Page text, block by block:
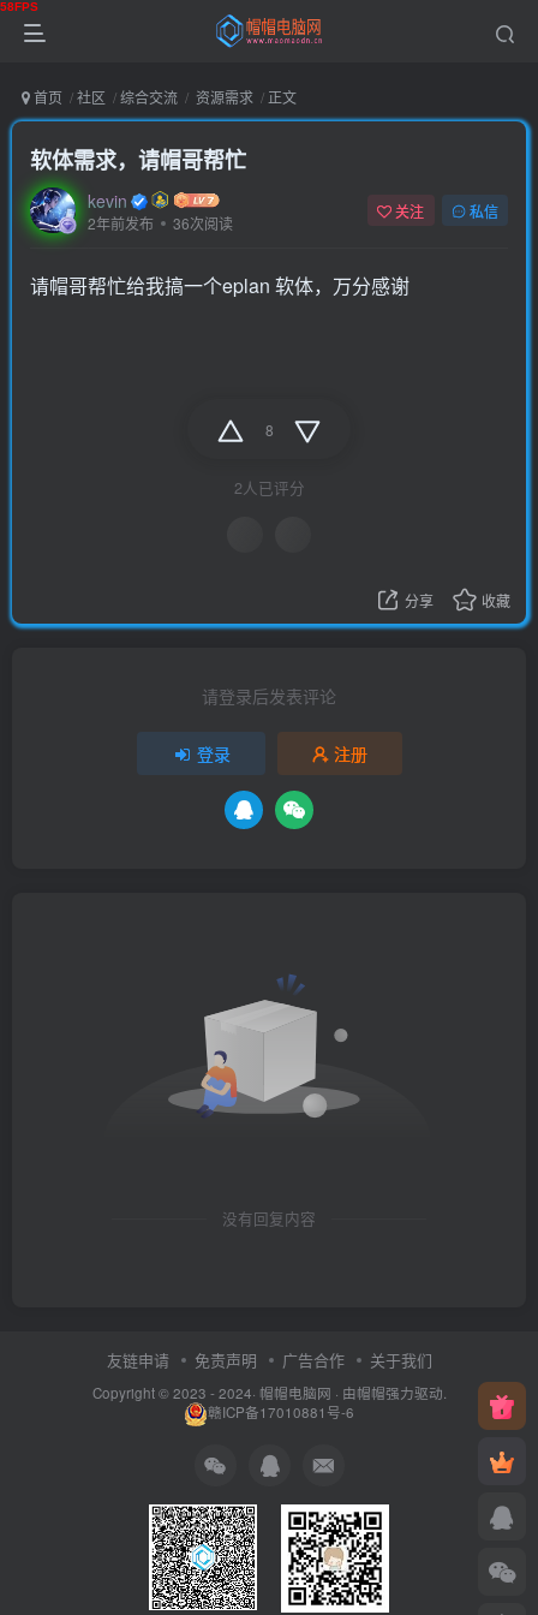
首页 社区 综合交流 资源需求 正文
软体需求，请帽哥帮忙
kevin
2年前发布 36次阅读
关注 私信
请帽哥帮忙给我搞一个eplan 软体，万分感谢
8
2人已评分
分享 收藏
请登录后发表评论
登录 注册
没有回复内容
友链申请 免责声明 广告合作 关于我们
Copyright © 2023 - 2024· 帽帽电脑网 · 由帽帽强力驱动.
赣ICP备17010881号-6